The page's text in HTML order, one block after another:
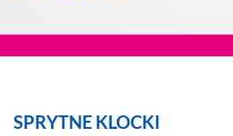
SPRYTNE KLOCKI